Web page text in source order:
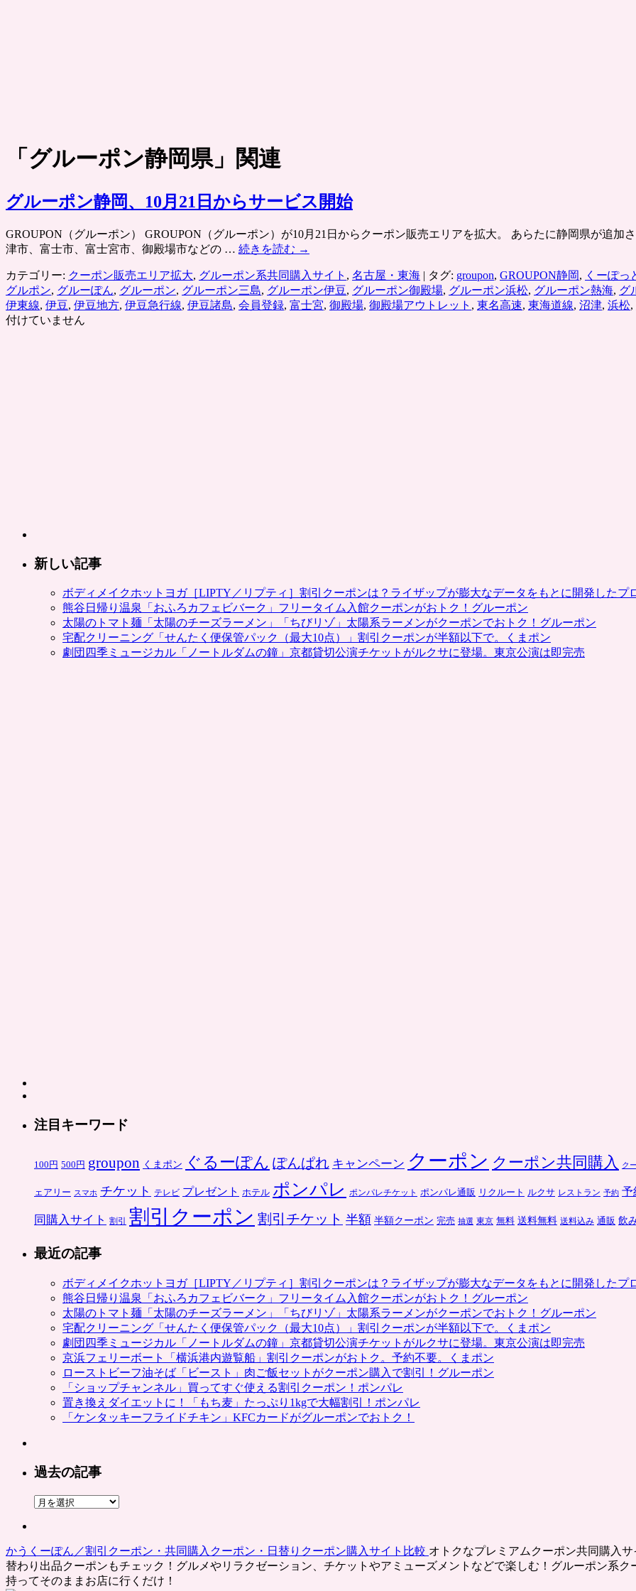
「 グルーポン静岡県」関連
グルーポン静岡、10月21日からサービス開始
GROUPON（グルーポン） GROUPON（グルーポン）が10月21日からクーポン販売エリアを拡大。 あらたに静岡県が追加
津市、富士市、富士宮市、御殿場市などの … 続きを読む →
カテゴリー: クーポン販売エリア拡大, グルーポン系共同購入サイト , 名古屋・東海 | タグ: groupon, GROUPON静岡, くーぽっ
グルポン, グルーぽん, グルーポン, グルーポン三島, グルーポン伊豆, グルーポン御殿場, グルーポン浜松, グルーポン熱海, グ
伊東線, 伊豆, 伊豆地方, 伊豆急行線, 伊豆諸島, 会員登録, 富士宮, 御殿場, 御殿場アウトレット , 東名高速, 東海道線, 沼津, 浜松,
付けていません
新しい記事
ボディメイクホットヨガ［LIPTY／リプティ］割引クーポンは？ライザップが膨大なデータをもとに開発したプ
熊谷日帰り温泉「おふろカフェビバーク」フリータイム入館クーポンがおトク！グルーポン
太陽のトマト麺「太陽のチーズラーメン」「ちびリゾ」太陽系ラーメンがクーポンでおトク！グルーポン
宅配クリーニング「せんたく便保管パック（最大10点）」割引クーポンが半額以下で。くまポン
劇団四季ミュージカル「ノートルダムの鐘」京都貸切公演チケットがルクサに登場。東京公演は即完売
注目キーワード
100円 500円 groupon くまポン ぐるーぽん ぽんぱれ キャンペーン クーポン クーポン共同購入 ク
ェアリー スマホ チケット テレビ プレゼント ホテル ポンパレ ポンパレチケット ポンパレ通販 リクルート ルクサ レストラン 予約 予
同購入サイト 割引 割引クーポン 割引チケット 半額 半額クーポン 完売 抽選 東京 無料 送料無料 送料込み 通販 飲
最近の記事
ボディメイクホットヨガ［LIPTY／リプティ］割引クーポンは？ライザップが膨大なデータをもとに開発したプ
熊谷日帰り温泉「おふろカフェビバーク」フリータイム入館クーポンがおトク！グルーポン
太陽のトマト麺「太陽のチーズラーメン」「ちびリゾ」太陽系ラーメンがクーポンでおトク！グルーポン
宅配クリーニング「せんたく便保管パック（最大10点）」割引クーポンが半額以下で。くまポン
劇団四季ミュージカル「ノートルダムの鐘」京都貸切公演チケットがルクサに登場。東京公演は即完売
京浜フェリーボート「横浜港内遊覧船」割引クーポンがおトク。予約不要。くまポン
ローストビーフ油そば「ビースト」肉ご飯セットがクーポン購入で割引！グルーポン
「ショップチャンネル」買ってすぐ使える割引クーポン！ポンパレ
置き換えダイエットに！「もち麦」たっぷり1kgで大幅割引！ポンパレ
「ケンタッキーフライドチキン」KFCカードがグルーポンでおトク！
過去の記事
過
記
事
かうくーぽん／割引クーポン・共同購入クーポン・日替りクーポン購入サイト比較 オトクなプレミアムクーポン共同購入
替わり出品クーポンもチェック！グルメやリラクゼーション、チケットやアミューズメントなどで楽しむ！グルーポン系
持ってそのままお店に行くだけ！